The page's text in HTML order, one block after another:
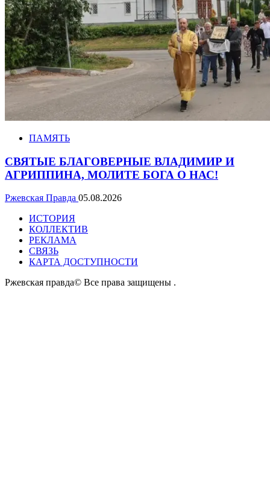
ПАМЯТЬ
СВЯТЫЕ БЛАГОВЕРНЫЕ ВЛАДИМИР И
АГРИППИНА, МОЛИТЕ БОГА О НАС!
Ржевская Правда 05.08.2026
ИСТОРИЯ
КОЛЛЕКТИВ
РЕКЛАМА
СВЯЗЬ
КАРТА ДОСТУПНОСТИ
Ржевская правда© Все права защищены .